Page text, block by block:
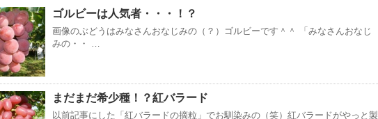
ゴルビーは人気者・・・！？
画像のぶどうはみなさんおなじみの（？）ゴルビーです＾＾ 「みなさんおなじ
みの・・ …
まだまだ希少種！？紅バラード
以前記事にした「紅バラードの摘粒」でお馴染みの（笑）紅バラードがやっと製